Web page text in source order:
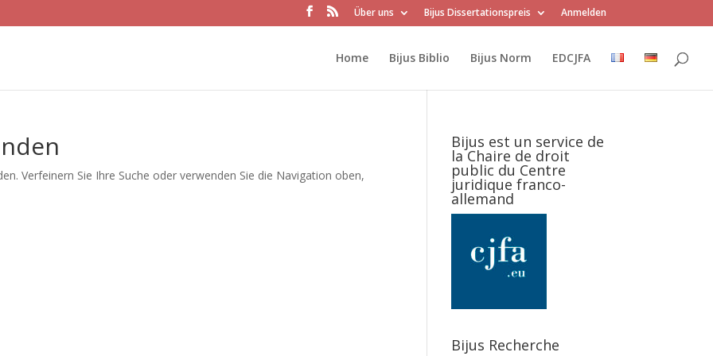
Über uns Bijus Dissertationspreis Anmelden
Home Bijus Biblio Bijus Norm EDCJFA
Verfeinern Sie Ihre Suche oder verwenden Sie die Navigation oben,
Bijus est un service de
la Chaire de droit
public du Centre
juridique franco-
allemand
Bijus Recherche